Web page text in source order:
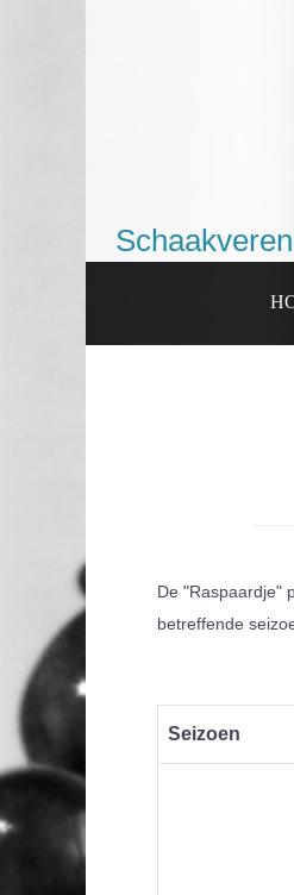
De "Raspaardje"
betreffende
Seizoen